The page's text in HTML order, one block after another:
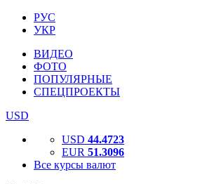
РУС
УКР
ВИДЕО
ФОТО
ПОПУЛЯРНЫЕ
СПЕЦПРОЕКТЫ
USD
USD 44.4723
EUR 51.3096
Все курсы валют